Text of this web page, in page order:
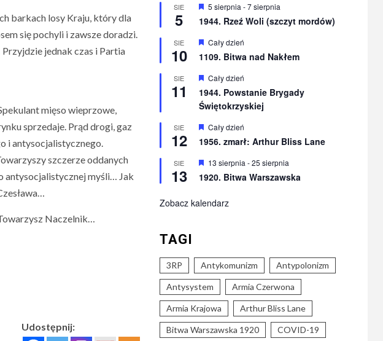
barkach losy Kraju, który dla
się pochyli i zawsze doradzi.
jednak czas i Partia
mięso wieprzowe,
sprzedaje. Prąd drogi, gaz
i antysocjalistycznego.
szczerze oddanych
antysocjalistycznej myśli… Jak
Naczelnik…
Udostępnij:
SIE
5
Wyróżnione
5 sierpnia -7 sierpnia
1944. Rzeź Woli (szczyt mordów)
SIE
10
Wyróżnione
Cały dzień
1109. Bitwa nad Nakłem
SIE
11
Wyróżnione
Cały dzień
1944. Powstanie Brygady
Świętokrzyskiej
SIE
12
Wyróżnione
Cały dzień
1956. zmarł: Arthur Bliss Lane
SIE
13
Wyróżnione
13 sierpnia -25 sierpnia
1920. Bitwa Warszawska
Zobacz kalendarz
TAGI
3RP Antykomunizm Antypolonizm
Antysystem Armia Czerwona
Armia Krajowa Arthur Bliss Lane
Bitwa Warszawska 1920 COVID-19